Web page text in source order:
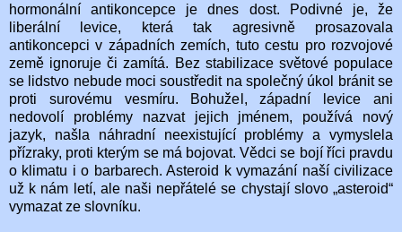
hormonální antikoncepce je dnes dost. Podivné je, že
liberální levice, která tak agresivně prosazovala
antikoncepci v západních zemích, tuto cestu pro rozvojové
země ignoruje či zamítá. Bez stabilizace světové populace
se lidstvo nebude moci soustředit na společný úkol bránit se
proti surovému vesmíru. Bohužel, západní levice ani
nedovolí problémy nazvat jejich jménem, používá nový
jazyk, našla náhradní neexistující problémy a vymyslela
přízraky, proti kterým se má bojovat. Vědci se bojí říci pravdu
o klimatu i o barbarech. Asteroid k vymazání naší civilizace
už k nám letí, ale naši nepřátelé se chystají slovo „asteroid“
vymazat ze slovníku.